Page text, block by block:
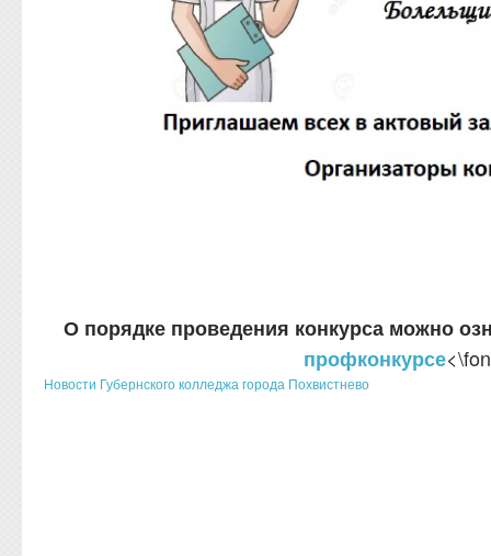
О порядке проведения конкурса можно
профконкурсе
Новости Губернского колледжа города Похвистнево